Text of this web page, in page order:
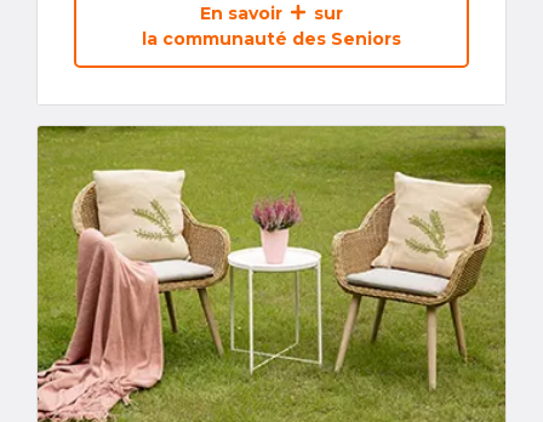
En savoir
sur
la communauté des Seniors